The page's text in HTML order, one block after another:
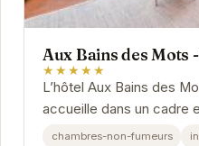
Aux Bains des Mots
★★★★★
L’hôtel Aux Bains des
accueille dans un cadre
Aubin-sur-Mer.
chambres-non-fumeurs